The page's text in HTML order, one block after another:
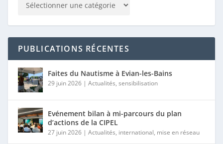
PUBLICATIONS RÉCENTES
Faites du Nautisme à Evian-les-Bains
29 juin 2026| Actualités, sensibilisation
Evénement bilan à mi-parcours du plan
d’actions de la CIPEL
27 juin 2026| Actualités, international, mise en réseau